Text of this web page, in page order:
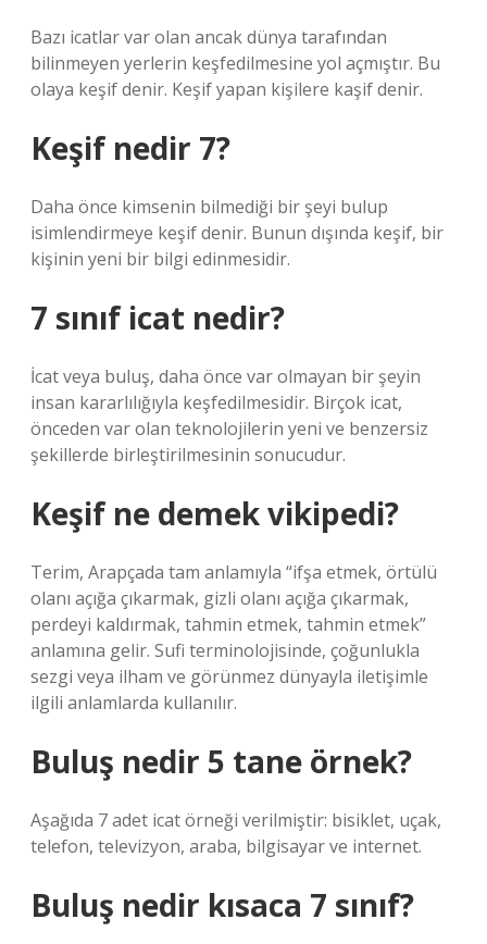
Bazı icatlar var olan ancak dünya tarafından
bilinmeyen yerlerin keşfedilmesine yol açmıştır. Bu
olaya keşif denir. Keşif yapan kişilere kaşif denir.
Keşif nedir 7?
Daha önce kimsenin bilmediği bir şeyi bulup
isimlendirmeye keşif denir. Bunun dışında keşif, bir
kişinin yeni bir bilgi edinmesidir.
7 sınıf icat nedir?
İcat veya buluş, daha önce var olmayan bir şeyin
insan kararlılığıyla keşfedilmesidir. Birçok icat,
önceden var olan teknolojilerin yeni ve benzersiz
şekillerde birleştirilmesinin sonucudur.
Keşif ne demek vikipedi?
Terim, Arapçada tam anlamıyla “ifşa etmek, örtülü
olanı açığa çıkarmak, gizli olanı açığa çıkarmak,
perdeyi kaldırmak, tahmin etmek, tahmin etmek”
anlamına gelir. Sufi terminolojisinde, çoğunlukla
sezgi veya ilham ve görünmez dünyayla iletişimle
ilgili anlamlarda kullanılır.
Buluş nedir 5 tane örnek?
Aşağıda 7 adet icat örneği verilmiştir: bisiklet, uçak,
telefon, televizyon, araba, bilgisayar ve internet.
Buluş nedir kısaca 7 sınıf?